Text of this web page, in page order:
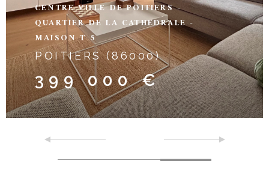
CENTRE VILLE DE POITIERS -
QUARTIER DE LA CATHEDRALE -
MAISON T 5
POITIERS (86000)
399 000 €